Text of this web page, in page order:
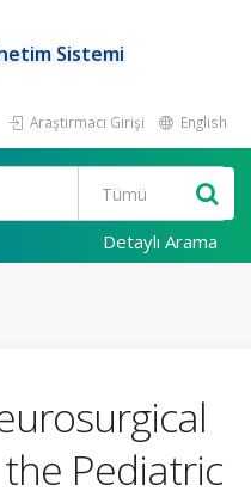
Sistemi
Araştırmacı Girişi English
Detaylı Arama
Pediatric